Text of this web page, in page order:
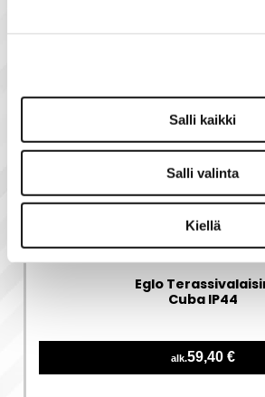
Salli kaikki
Salli valinta
Kiellä
Liittyvät
Tämän tuotteen kanssa
-10%
Eglo
Cuba IP44
alk.59,40 €